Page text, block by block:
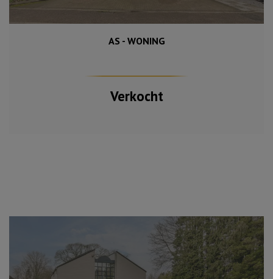
584 m² 175 m²
AS - WONING
Verkocht